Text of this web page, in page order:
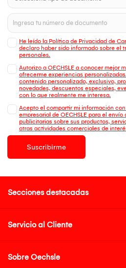
He leído la Política de Privacidad de
declaro haber sido informado sobre el
personales.
Autorizo a OECHSLE a conocer mejor
ofrecerme experiencias
contenido personalizado, exclusivo,
novedades, descuentos especiales,
con lo que realmente me interesa.
Acepto el compartir mi información
empresarial de OECHSLE para el
publicitarias sobre sus productos,
otras actividades comerciales de
Suscribirme
Secciones destacadas
Servicio al Cliente
Sobre Oechsle